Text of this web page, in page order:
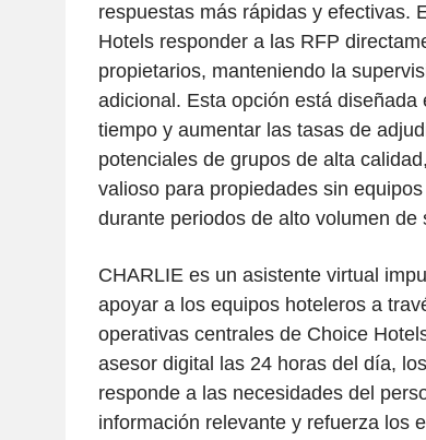
respuestas más rápidas y efectivas.
Hotels responder a las RFP
propietarios, manteniendo la
adicional. Esta opción está
tiempo y aumentar las tasas de
potenciales de grupos de alta
valioso para propiedades sin
durante periodos de alto volumen de
CHARLIE es un asistente virtual
apoyar a los equipos hoteleros a
operativas centrales de Choice
asesor digital las 24 horas del día,
responde a las necesidades del
información relevante y refuerza los